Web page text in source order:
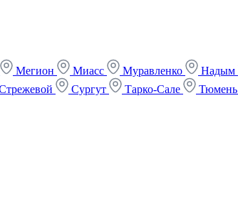
Мегион Миасс Муравленко Надым
Сургут Тарко-Сале Тюмень